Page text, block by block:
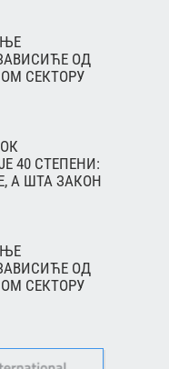
ОД
СЕКТОРУ
40 СТЕПЕНИ:
А ШТА ЗАКОН
ОД
СЕКТОРУ